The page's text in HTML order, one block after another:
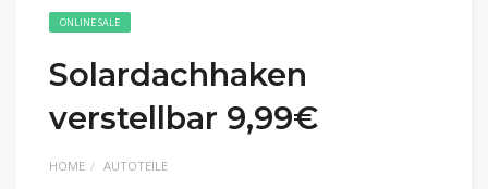
ONLINE SALE
Solardachhaken
verstellbar 9,99€
HOME AUTOTEILE